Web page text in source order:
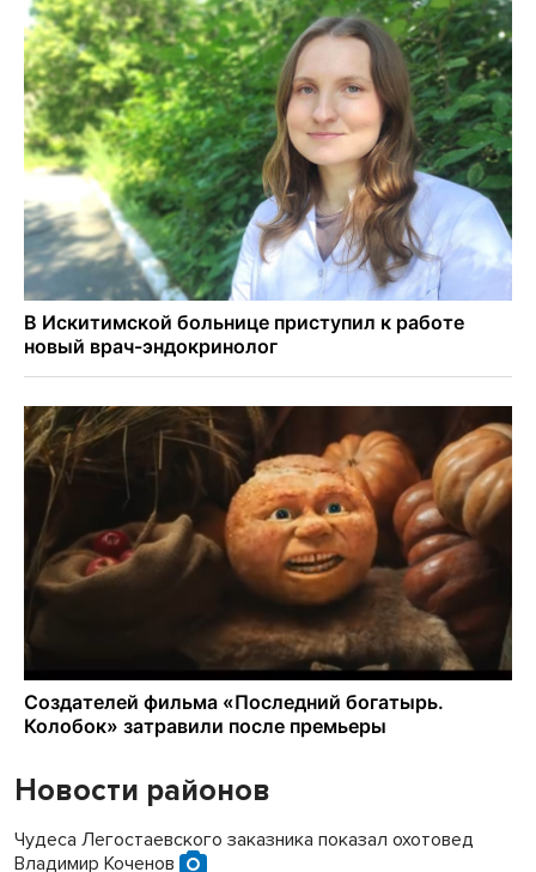
Новости районов
Чудеса Легостаевского заказника показал охотовед
Владимир Коченов